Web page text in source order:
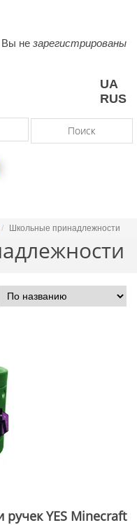
UA
RUS
Поиск
Вы не зарегистрированы
Школьные принадлежности
YES Minecraft